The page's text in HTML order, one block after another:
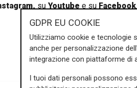
o, su Youtube e su Facebook.
GDPR EU COOKIE
Utilizziamo cookie e tecnologie
anche per personalizzazione
integrazione con piattaforme di
I tuoi dati personali possono